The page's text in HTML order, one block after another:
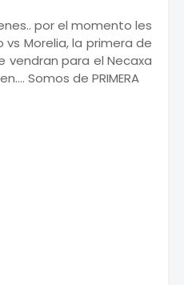
por el momento les
Morelia, la primera de
vendran para el Necaxa
Somos de PRIMERA